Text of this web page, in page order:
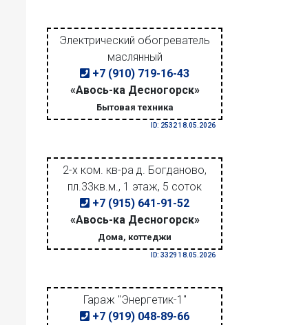
Электрический обогреватель
маслянный
+7 (910) 719-16-43
«Авось-ка Десногорск»
Бытовая техника
ID: 2532 18.05.2026
2-х ком. кв-ра д. Богданово,
пл.33кв.м., 1 этаж, 5 соток
+7 (915) 641-91-52
«Авось-ка Десногорск»
Дома, коттеджи
ID: 3329 18.05.2026
Гараж "Энергетик-1"
+7 (919) 048-89-66